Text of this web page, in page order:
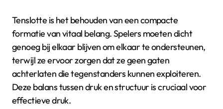
Tenslotte is het behouden van een compacte
formatie van vitaal belang. Spelers moeten dicht
genoeg bij elkaar blijven om elkaar te ondersteunen,
terwijl ze ervoor zorgen dat ze geen gaten
achterlaten die tegenstanders kunnen exploiteren.
Deze balans tussen druk en structuur is cruciaal voor
effectieve druk.